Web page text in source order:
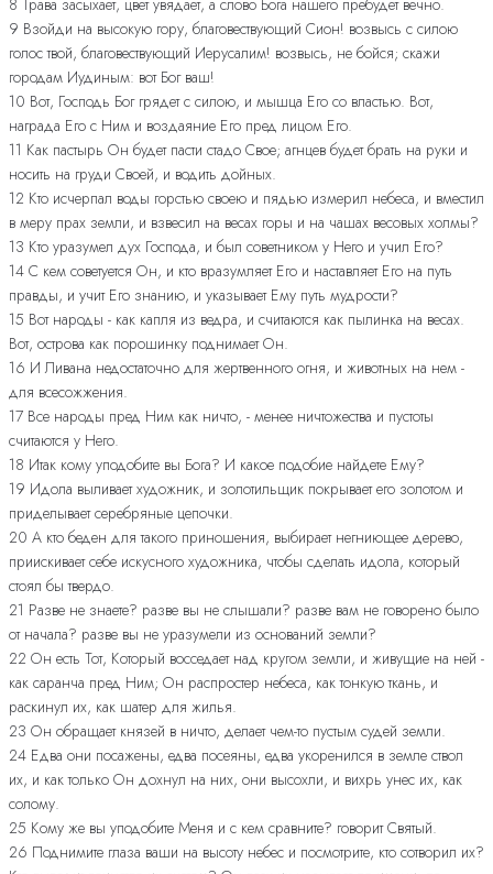
9 Взойди на высокую гору, благовествующий Сион! возвысь с силою
голос твой, благовествующий Иерусалим! возвысь, не бойся; скажи
городам Иудиным: вот Бог ваш!
10 Вот, Господь Бог грядет с силою, и мышца Его со властью. Вот,
награда Его с Ним и воздаяние Его пред лицом Его.
11 Как пастырь Он будет пасти стадо Свое; агнцев будет брать на руки и
носить на груди Своей, и водить дойных.
12 Кто исчерпал воды горстью своею и пядью измерил небеса, и вместил
в меру прах земли, и взвесил на весах горы и на чашах весовых холмы?
13 Кто уразумел дух Господа, и был советником у Него и учил Его?
14 С кем советуется Он, и кто вразумляет Его и наставляет Его на путь
правды, и учит Его знанию, и указывает Ему путь мудрости?
15 Вот народы - как капля из ведра, и считаются как пылинка на весах.
Вот, острова как порошинку поднимает Он.
16 И Ливана недостаточно для жертвенного огня, и животных на нем -
для всесожжения.
17 Все народы пред Ним как ничто, - менее ничтожества и пустоты
считаются у Него.
18 Итак кому уподобите вы Бога? И какое подобие найдете Ему?
19 Идола выливает художник, и золотильщик покрывает его золотом и
приделывает серебряные цепочки.
20 А кто беден для такого приношения, выбирает негниющее дерево,
приискивает себе искусного художника, чтобы сделать идола, который
стоял бы твердо.
21 Разве не знаете? разве вы не слышали? разве вам не говорено было
от начала? разве вы не уразумели из оснований земли?
22 Он есть Тот, Который восседает над кругом земли, и живущие на ней -
как саранча пред Ним; Он распростер небеса, как тонкую ткань, и
раскинул их, как шатер для жилья.
23 Он обращает князей в ничто, делает чем-то пустым судей земли.
24 Едва они посажены, едва посеяны, едва укоренился в земле ствол
их, и как только Он дохнул на них, они высохли, и вихрь унес их, как
солому.
25 Кому же вы уподобите Меня и с кем сравните? говорит Святый.
26 Поднимите глаза ваши на высоту небес и посмотрите, кто сотворил их?